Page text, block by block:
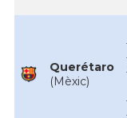
Querétaro
(Mèxic)